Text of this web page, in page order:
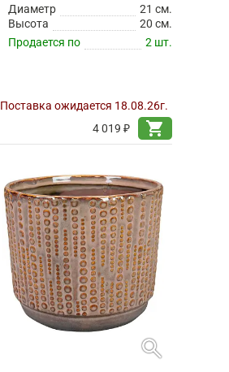
Диаметр
21 см.
Высота
20 см.
Продается по
2 шт.
Поставка ожидается 18.08.26г.
4 019 ₽
shopping_cart
search